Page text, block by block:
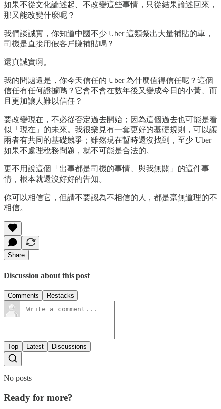
如果不從文化論述起、不改變這些事情，只從結果論述回來，
那又能改變什麼呢？
我們談誠實，你知道中國不少 Uber 這類祭出大量補貼的車，
司機是直接用假客戶賺補貼嗎？
還真誠實啊。
我的問題還是，你今天信任的 Uber 為什麼值得信任呢？這個
信任有任何證據嗎？它會不會在數年後又變成今日的小黃、而
且更加讓人難以信任？
要改變現在，不必從否定過去開始；因為這個過去也可能是看
似「現在」的未來。我很樂見有一套更好的基礎規則，可以讓
兩者有共同的基礎競爭；雖然現在暫時還沒找到，至少 Uber
如果不處理稅務問題，就不可能是合法的。
更不用說這個「出事都是司機的事情、與我無關」的這件事
情，根本就還沒好好的告知。
你可以相信它，但請不要認為不相信的人，都是毫無道理的不
相信。
Share
Discussion about this post
Comments Restacks
Top Latest Discussions
No posts
Ready for more?